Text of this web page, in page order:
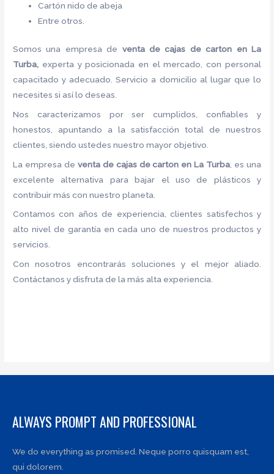
Cartón nido de abeja
Entre otros.
Somos una empresa de venta de cajas de carton en La
Turba, experta y posicionada en el mercado, con personal
capacitado y adecuado. Servicio a domicilio al lugar que lo
necesites si así lo deseas.
Nos caracterizamos por ser cumplidos, confiables y
honestos, apuntando a la satisfacción total de nuestros
clientes, siendo ustedes nuestro mayor objetivo.
La empresa de venta de cajas de carton en La Turba , es una
excelente alternativa para bajar el uso de plásticos y
contribuir más con nuestro planeta.
Contamos con años de experiencia, clientes satisfechos y
alto nivel de garantía en cada uno de nuestros productos y
servicios.
Con nosotros encontrarás soluciones y el mejor aliado.
Contáctanos y disfruta de la más alta experiencia.
ALWAYS PROMPT AND PROFESSIONAL
We do everything as promised. Neque porro quisquam est,
qui dolorem.